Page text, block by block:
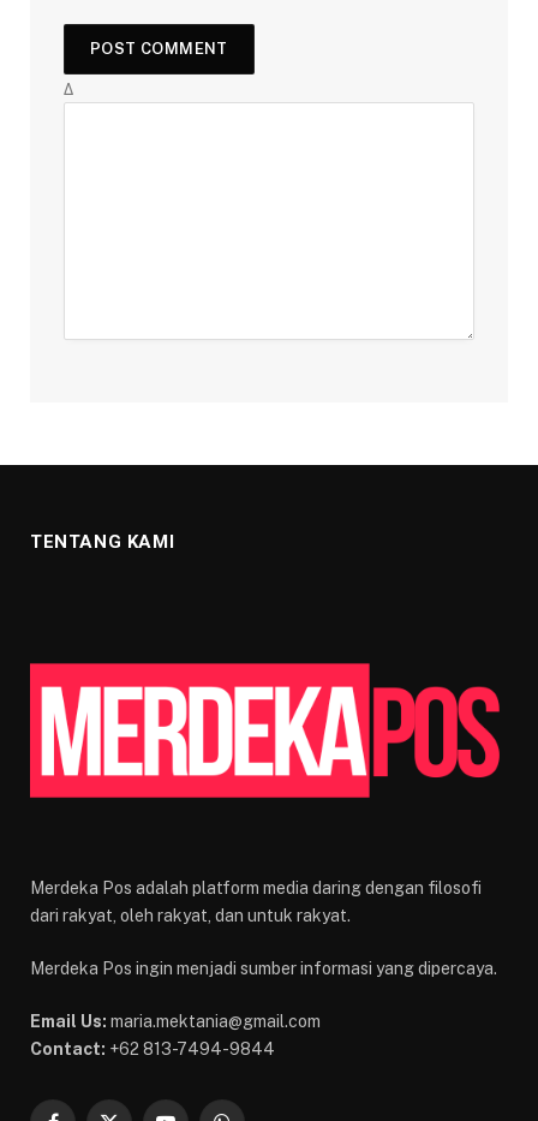
Δ
TENTANG KAMI
Merdeka Pos adalah platform media daring dengan filosofi
dari rakyat, oleh rakyat, dan untuk rakyat.
Merdeka Pos ingin menjadi sumber informasi yang dipercaya.
Email Us: maria.mektania@gmail.com
Contact: +62 813-7494-9844